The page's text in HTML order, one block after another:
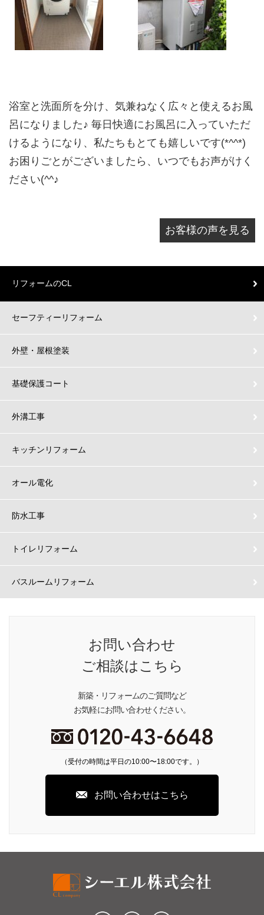
浴室と洗面所を分け、気兼ねなく広々と使えるお風
呂になりました♪ 毎日快適にお風呂に入っていただ
けるようになり、私たちもとても嬉しいです(*^^*)
お困りごとがございましたら、いつでもお声がけく
ださい(^^♪
お客様の声を見る
リフォームのCL
セーフティーリフォーム
外壁・屋根塗装
基礎保護コート
外溝工事
キッチンリフォーム
オール電化
防水工事
トイレリフォーム
バスルームリフォーム
お問い合わせ
ご相談はこちら
新築・リフォームのご質問など
お気軽にお問い合わせください。
（受付の時間は平日の10:00〜18:00です。）
お問い合わせはこちら